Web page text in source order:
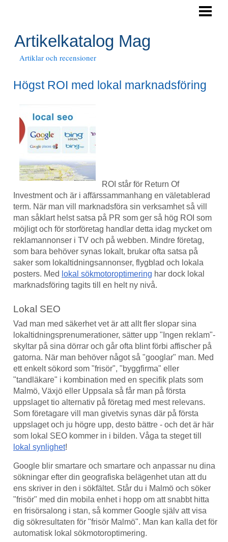
Artikelkatalog Mag
Artiklar och recensioner
Högst ROI med lokal marknadsföring
ROI står för Return Of
Investment och är i affärssammanhang en väletablerad
term. När man vill marknadsföra sin verksamhet så vill
man såklart helst satsa på PR som ger så hög ROI som
möjligt och för storföretag handlar detta idag mycket om
reklamannonser i TV och på webben. Mindre företag,
som bara behöver synas lokalt, brukar ofta satsa på
saker som lokaltidningsannonser, flygblad och lokala
posters. Med lokal sökmotoroptimering har dock lokal
marknadsföring tagits till en helt ny nivå.
Lokal SEO
Vad man med säkerhet vet är att allt fler slopar sina
lokaltidningsprenumerationer, sätter upp "Ingen reklam"-
skyltar på sina dörrar och går ofta blint förbi affischer på
gatorna. När man behöver något så "googlar" man. Med
ett enkelt sökord som "frisör", "byggfirma" eller
"tandläkare" i kombination med en specifik plats som
Malmö, Växjö eller Uppsala så får man på första
uppslaget tio alternativ på företag med mest relevans.
Som företagare vill man givetvis synas där på första
uppslaget och ju högre upp, desto bättre - och det är här
som lokal SEO kommer in i bilden. Våga ta steget till
lokal synlighet!
Google blir smartare och smartare och anpassar nu dina
sökningar efter din geografiska belägenhet utan att du
ens skriver in den i sökfältet. Står du i Malmö och söker
"frisör" med din mobila enhet i hopp om att snabbt hitta
en frisörsalong i stan, så kommer Google själv att visa
dig sökresultaten för "frisör Malmö". Man kan kalla det för
automatisk lokal sökmotoroptimering.